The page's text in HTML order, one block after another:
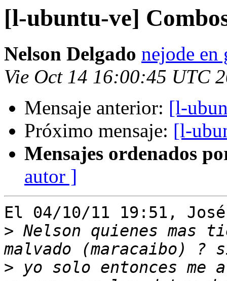
[l-ubuntu-ve]
Nelson Delgado nejode en
Vie Oct 14 16:00:45 UTC
Mensaje anterior: [l-
Próximo mensaje: [l-
Mensajes ordenados
autor ]
El 04/10/11 19:51,
> Nelson quienes
> yo solo entonces me